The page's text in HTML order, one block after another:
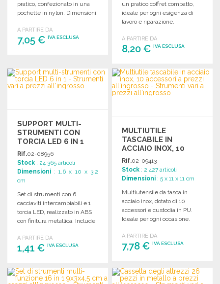
pratico, confezionato in una
pochette in nylon. Dimensioni:
A PARTIRE DA
7,05 € IVA ESCLUSA
Richiedi un preventivo
un pratico coffret compatto,
ideale per ogni esigenza di
lavoro e riparazione.
A PARTIRE DA
8,20 €IVA ESCLUSA
ORDINARE
Richiedi un preventivo
SUPPORT MULTI-
STRUMENTI CON
TORCIA LED 6 IN 1
Rif.02-08956
Stock : 24 365 articoli
Dimensioni : 1.6 x 10 x 3.2
cm
Set di strumenti con 6
cacciaviti intercambiabili e 1
torcia LED, realizzato in ABS
con finitura metallica. Include
A PARTIRE DA
1,41 € IVA ESCLUSA
ORDINARE
MULTIUTILE
TASCABILE IN
ACCIAIO INOX, 10
ACCESSORI
Rif.02-09413
Stock : 2 427 articoli
Dimensioni : 5 x 11 x 11 cm
Multiutensile da tasca in
acciaio inox, dotato di 10
accessori e custodia in PU.
Ideale per ogni occasione.
A PARTIRE DA
7,78 €IVA ESCLUSA
ORDINARE
Richiedi un preventivo